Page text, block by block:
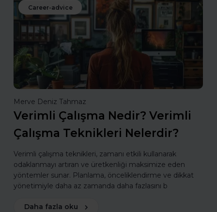
Career-advice
Merve Deniz Tahmaz
Verimli Çalışma Nedir? Verimli
Çalışma Teknikleri Nelerdir?
Verimli çalışma teknikleri, zamanı etkili kullanarak
odaklanmayı artıran ve üretkenliği maksimize eden
yöntemler sunar. Planlama, önceliklendirme ve dikkat
yönetimiyle daha az zamanda daha fazlasını b
Daha fazla oku